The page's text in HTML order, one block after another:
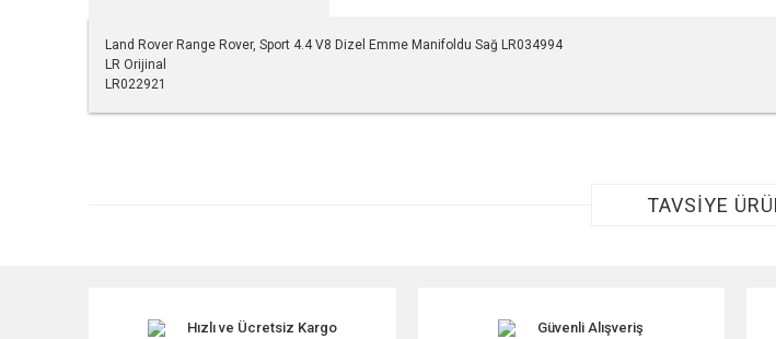
Land Rover Range Rover, Sport 4.4 V8 Dizel Emme Manifoldu Sağ LR034994
LR Orijinal
LR022921
TAVSİYE
Hızlı ve Ücretsiz Kargo Güvenli Alışveriş